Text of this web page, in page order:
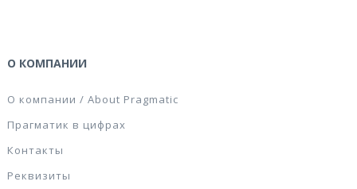
О КОМПАНИИ
О компании / About Pragmatic
Прагматик в цифрах
Контакты
Реквизиты